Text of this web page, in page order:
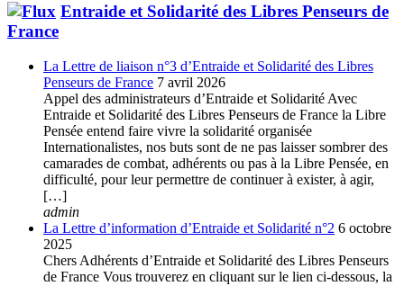
Entraide et Solidarité des Libres Penseurs de
France
La Lettre de liaison n°3 d’Entraide et Solidarité des Libres
Penseurs de France 7 avril 2026
Appel des administrateurs d’Entraide et Solidarité Avec
Entraide et Solidarité des Libres Penseurs de France la Libre
Pensée entend faire vivre la solidarité organisée
Internationalistes, nos buts sont de ne pas laisser sombrer des
camarades de combat, adhérents ou pas à la Libre Pensée, en
difficulté, pour leur permettre de continuer à exister, à agir,
[…]
admin
La Lettre d’information d’Entraide et Solidarité n°2 6 octobre
2025
Chers Adhérents d’Entraide et Solidarité des Libres Penseurs
de France Vous trouverez en cliquant sur le lien ci-dessous, la